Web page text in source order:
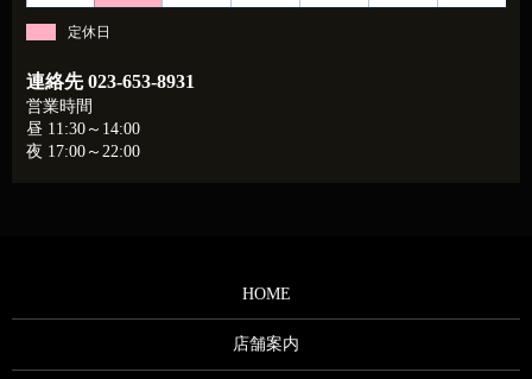
定休日
連絡先023-653-8931
営業時間
昼 11:30～14:00
夜 17:00～22:00
HOME
店舗案内